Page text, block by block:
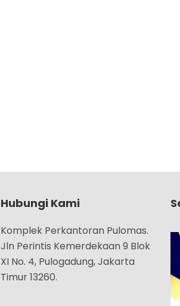
Hubungi Kami
Komplek Perkantoran Pulomas.
Jln Perintis Kemerdekaan 9 Blok
XI No. 4, Pulogadung, Jakarta
Timur 13260.